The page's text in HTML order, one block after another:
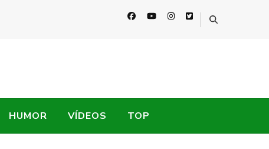
HUMOR VÍDEOS TOP